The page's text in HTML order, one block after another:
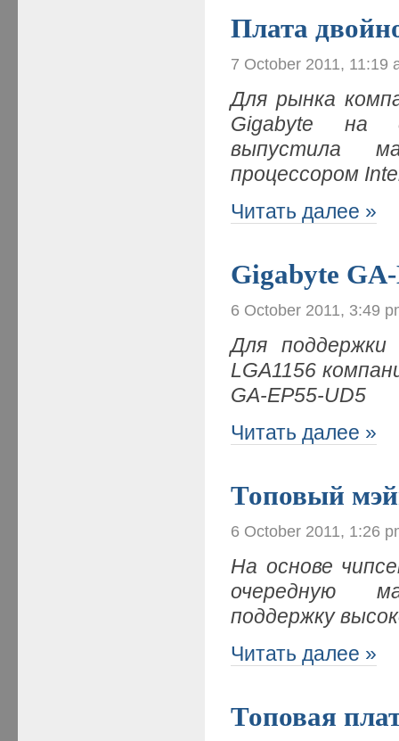
Плата
7 October 2011, 11:19
Для рынка
Gigabyte на
выпустила
процессором
Читать далее »
Gigabyte
6 October 2011, 3:49
Для поддержки
LGA1156
GA-EP55-UD5
Читать далее »
Топовый
6 October 2011, 1:26
На основе
очередную
поддержку
Читать далее »
Топовая